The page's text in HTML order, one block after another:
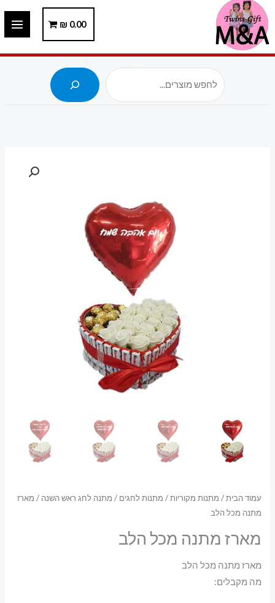
דילוג
לתוכן
0.00
₪
עמוד הבית/ מתנות מקוריות/ מתנות לחגים / מתנה לחג ראש השנה / מארז
מתנה מכל הלב
מארז מתנה מכל הלב
מארז מתנה מכל הלב
מה מקבלים: